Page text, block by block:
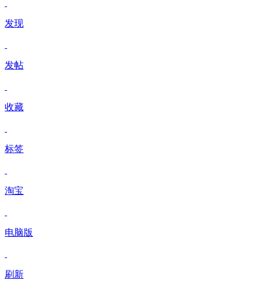
发现
发帖
收藏
标签
淘宝
电脑版
刷新